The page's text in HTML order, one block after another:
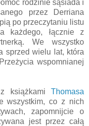
rodzinie sąsiada i
przez Derriana
po przeczytaniu listu
każdego, łącznie z
We wszystko
sprzed wielu lat, która
wspomnianej
książkami Thomasa
wszystkim, co z nich
zapomnijcie o
jest przez całą